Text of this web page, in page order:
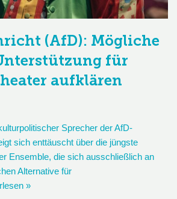
(AfD): Mögliche
für
aufklären
Sprecher der AfD-
sich enttäuscht über die jüngste
Ensemble, die sich ausschließlich an
Alternative für
»